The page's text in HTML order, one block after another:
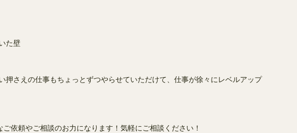
た壁
さえの仕事もちょっとずつやらせていただけて、仕事が徐々にレベルアップ
依頼やご相談のお力になります！気軽にご相談ください！